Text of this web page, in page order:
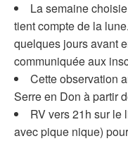
La semaine
tient compte de la
quelques jours avant
communiquée aux
Cette observation
Serre en Don à partir
RV vers 21h sur le
avec pique nique)